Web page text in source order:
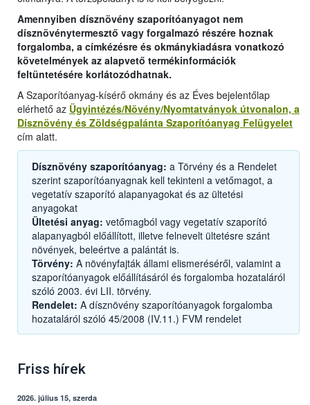
Amennyiben dísznövény szaporítóanyagot nem
dísznövénytermesztő vagy forgalmazó részére hoznak
forgalomba, a címkézésre és okmánykiadásra vonatkozó
követelmények az alapvető termékinformációk
feltüntetésére korlátozódhatnak.
A Szaporítóanyag-kísérő okmány és az Éves bejelentőlap
elérhető az Ügyintézés/Növény/Nyomtatványok útvonalon, a
Dísznövény és Zöldségpalánta Szaporítóanyag Felügyelet
cím alatt.
Dísznövény szaporítóanyag: a Törvény és a Rendelet
szerint szaporítóanyagnak kell tekinteni a vetőmagot, a
vegetatív szaporító alapanyagokat és az ültetési
anyagokat
Ültetési anyag: vetőmagból vagy vegetatív szaporító
alapanyagból előállított, illetve felnevelt ültetésre szánt
növények, beleértve a palántát is.
Törvény: A növényfajták állami elismeréséről, valamint a
szaporítóanyagok előállításáról és forgalomba hozataláról
szóló 2003. évi LII. törvény.
Rendelet: A dísznövény szaporítóanyagok forgalomba
hozataláról szóló 45/2008 (IV.11.) FVM rendelet
Friss hírek
2026. július 15, szerda